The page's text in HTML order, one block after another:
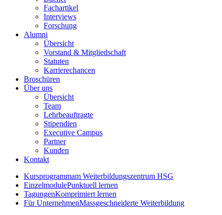
Fachartikel
Interviews
Forschung
Alumni
Übersicht
Vorstand & Mitgliedschaft
Statuten
Karrierechancen
Broschüren
Über uns
Übersicht
Team
Lehrbeauftragte
Stipendien
Executive Campus
Partner
Kunden
Kontakt
Kursprogrammam Weiterbildungszentrum HSG
EinzelmodulePunktuell lernen
TagungenKomprimiert lernen
Für UnternehmenMassgeschneiderte Weiterbildung